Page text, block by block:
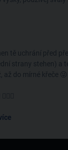
tě uchrání před
strany stehen) a
do mírné křeče 😜